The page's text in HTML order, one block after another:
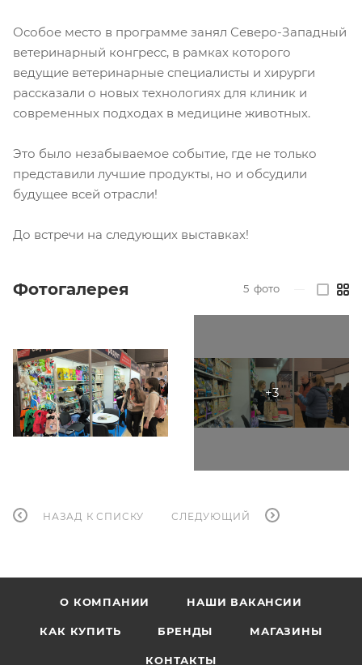
Особое место в программе занял Северо-Западный
ветеринарный конгресс, в рамках которого
ведущие ветеринарные специалисты и хирурги
рассказали о новых технологиях для клиник и
современных подходах в медицине животных.
Это было незабываемое событие, где не только
представили лучшие продукты, но и обсудили
будущее всей отрасли!
До встречи на следующих выставках!
Фотогалерея 5 фото
НАЗАД К СПИСКУ СЛЕДУЮЩИЙ
О КОМПАНИИ НАШИ ВАКАНСИИ
КАК КУПИТЬ БРЕНДЫ МАГАЗИНЫ
КОНТАКТЫ